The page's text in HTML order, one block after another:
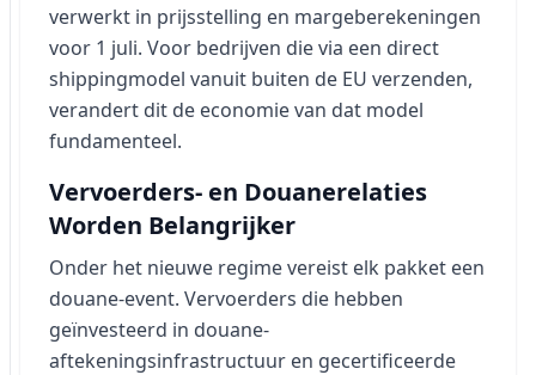
verwerkt in prijsstelling en margeberekeningen
voor 1 juli. Voor bedrijven die via een direct
shippingmodel vanuit buiten de EU verzenden,
verandert dit de economie van dat model
fundamenteel.
Vervoerders- en Douanerelaties
Worden Belangrijker
Onder het nieuwe regime vereist elk pakket een
douane-event. Vervoerders die hebben
geïnvesteerd in douane-
aftekeningsinfrastructuur en gecertificeerde